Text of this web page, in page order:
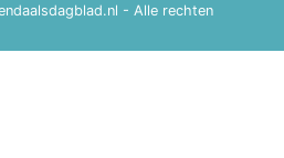
- Alle rechten